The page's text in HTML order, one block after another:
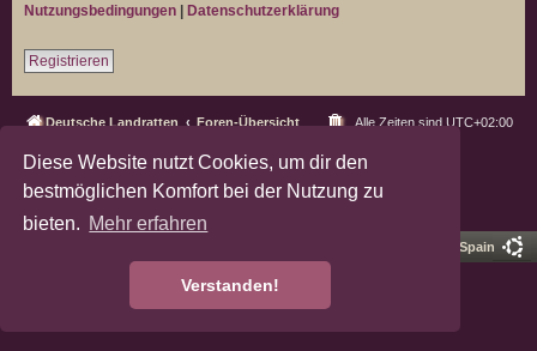
Diese Website nutzt Cookies, um dir den
bestmöglichen Komfort bei der Nutzung zu
bieten. Mehr erfahren
Verstanden!
Nutzungsbedingungen | Datenschutzerklärung
Registrieren
Deutsche Landratten Foren-Übersicht Alle Zeiten sind UTC+02:00
Powered byphpBB® Forum Software © phpBB Limited
Deutsche Übersetzung durchphpBB.de
phpBB Spain